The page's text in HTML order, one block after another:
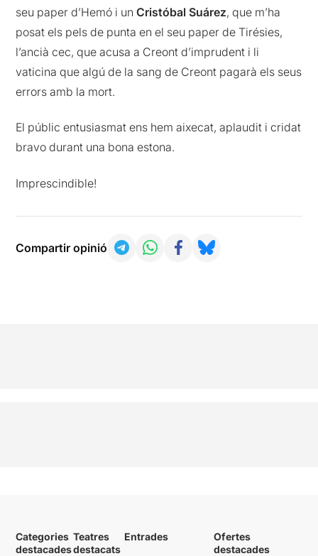
seu paper d’Hemó i unCristóbal Suárez, que m’ha
posat els pels de punta en el seu paper de Tirésies,
l’ancià cec, que acusa a Creont d’imprudent i li
vaticina que algú de la sang de Creont pagarà els seus
errors amb la mort.
El públic entusiasmat ens hem aixecat, aplaudit i cridat
bravo durant una bona estona.
Imprescindible!
Compartir opinió
Categories
destacades
Teatres
destacats
Entrades
Ofertes
destacades